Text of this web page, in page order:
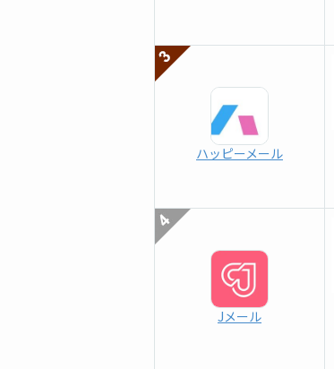
ハッピーメール
Jメール